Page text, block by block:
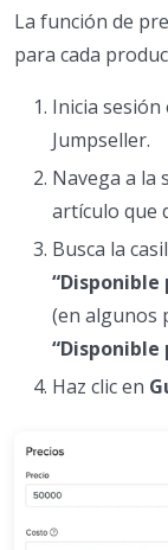
La función de
para cada
Inicia
Jumpseller.
Navega a la
artículo que
Busca la
“Disponible
(en algunos
Haz clic en